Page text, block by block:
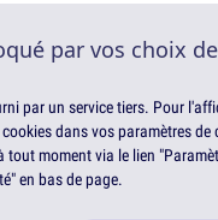
par vos choix
par un service tiers. Pour
dans vos paramètres
tout moment via le lien
en bas de page.